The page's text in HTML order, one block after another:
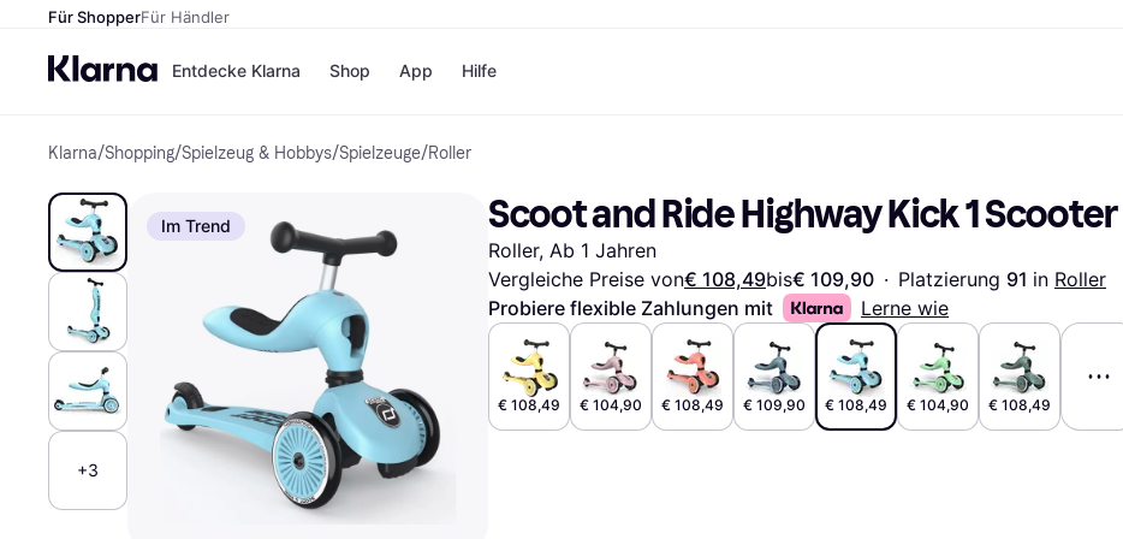
Für ShopperFür Händler
Entdecke Klarna
Zahlungsmethoden
Bezahle in 3
Teilzahlungen
Bezahle in bis zu 30
Tagen
Ratenzahlung
Shops entdecken
Mitgliedschaft
Klarna GuthabenFlexkonto
Festgeldkonto
Shop
Shops
H&M
Temu
Kaufland.at
Samsung
Alle Shops
Schönheit & Gesundheit
Bekleidung & Accessoires
Spielzeug & Hobbys
Möbel & Haushalt
TV & Audio
Sport & Freizeit
Computer
Renovierung & Bau
Mobilgeräte & Wearables
Kinder & Familie
Garten & Außenbereich
Küchengeräte
Haushaltsgeräte
Bücher, Filme & Musik
Alle Kategorien
App Hilfe
Klarna/Shopping/Spielzeug & Hobbys/Spielzeuge/Roller
Im Trend
+3
Scoot and Ride Highway Kick 1 Scooter
Roller, Ab 1 Jahren
Vergleiche Preise von€ 108,49bis€ 109,90 · Platzierung 91 in Roller
Probiere flexible Zahlungen mit
Lerne wie
€ 108,49 € 104,90 € 108,49 € 109,90 € 108,49 € 104,90 € 108,49